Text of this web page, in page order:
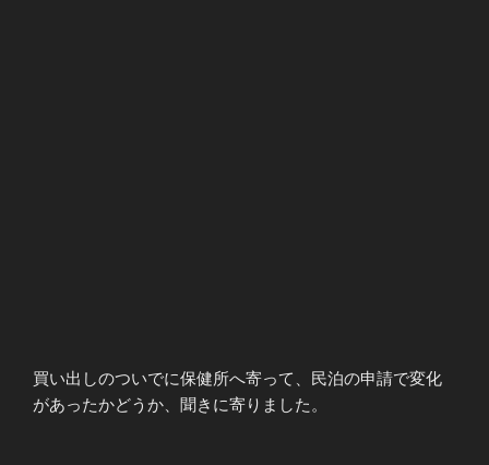
買い出しのついでに保健所へ寄って、民泊の申請で変化
があったかどうか、聞きに寄りました。